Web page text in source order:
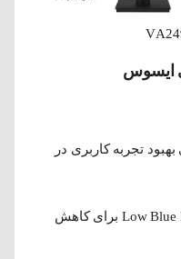
24 اینچی ایسوس
تجربه کاربری در
فناوری Flicker-Free و Low Blue Light برای کاهش